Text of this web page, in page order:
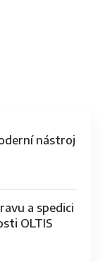
nástroj
a spedici
OLTIS